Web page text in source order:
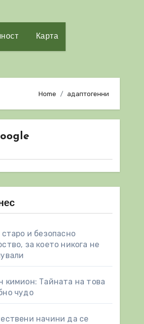
Карта
Home адаптогенни
и безопасно
за което никога не
кимион: Тайната на това
чудо
начини да се